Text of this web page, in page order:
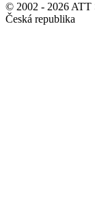
© 2002 - 2026 ATT
Česká republika